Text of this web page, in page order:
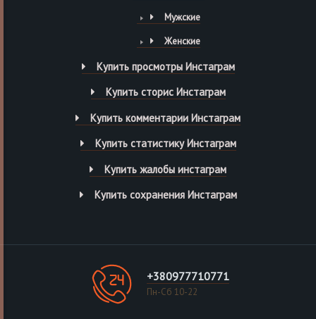
Мужские
Женские
Купить просмотры Инстаграм
Купить сторис Инстаграм
Купить комментарии Инстаграм
Купить статистику Инстаграм
Купить жалобы инстаграм
Купить сохранения Инстаграм
+380977710771
Пн-Сб 10-22